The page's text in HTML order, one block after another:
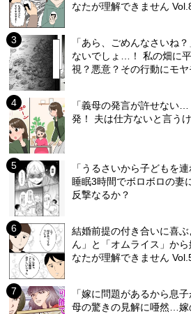
なたが理解できません Vol.8
「あら、ごめんなさいね
ないでしょ…！ 私の畑に
視？悪意？その行動にモ
「義母の発言が許せない
発！ 夫は仕方ないと言う
「うるさいから子どもを
睡眠3時間でボロボロの
反撃なるか？
結婚前提の付き合いに喜
ん」と「オムライス」か
なたが理解できません Vol.5
「嫁に問題があるから息
母の驚きの見解に唖然…嫁